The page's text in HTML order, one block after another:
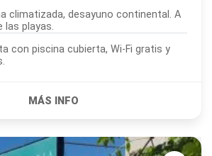
climatizada, desayuno continental. A
las playas.
Fi gratis y